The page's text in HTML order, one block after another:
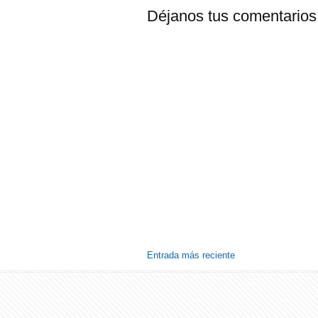
Déjanos tus comentarios
Entrada más reciente